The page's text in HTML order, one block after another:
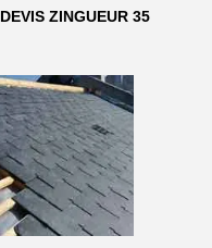
DEVIS ZINGUEUR 35